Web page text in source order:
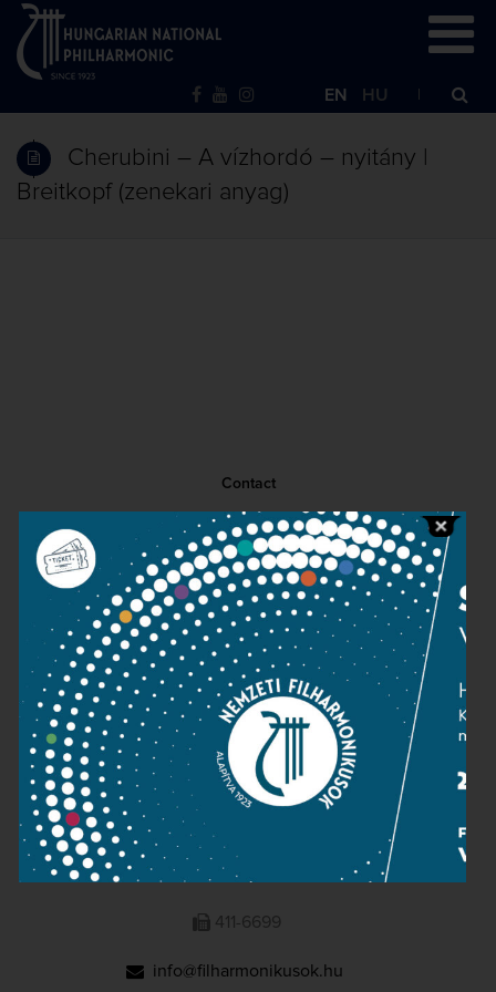
EN HU
Cherubini – A vízhordó – nyitány |
Breitkopf (zenekari anyag)
Contact
Public information
Press room
Terms and privacy
Imprint
NATIONAL PHILHARMONIC
1095 Budapest, Komor Marcell u. 1. (Müpa)
411-6600
411-6699
info@filharmonikusok.hu